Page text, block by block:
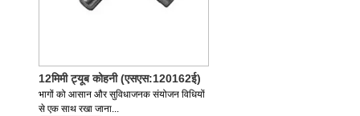
12मिमी ट्यूब कोहनी (एसएस:120162ई)
भागों को आसान और सुविधाजनक संयोजन विधियों
से एक साथ रखा जाना...